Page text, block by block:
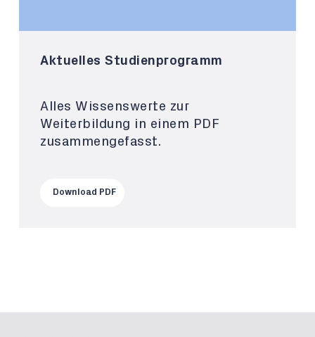
Aktuelles Studienprogramm
Alles Wissenswerte zur
Weiterbildung in einem PDF
zusammengefasst.
Download PDF